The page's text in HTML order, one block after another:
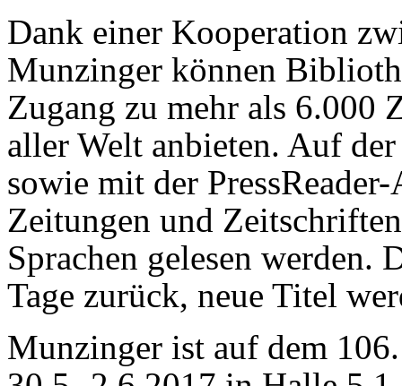
Dank einer Kooperation
Munzinger können
Zugang zu mehr als 6.000
aller Welt anbieten. Auf
sowie mit der
Zeitungen und
Sprachen gelesen werden.
Tage zurück, neue Titel
Munzinger ist auf dem